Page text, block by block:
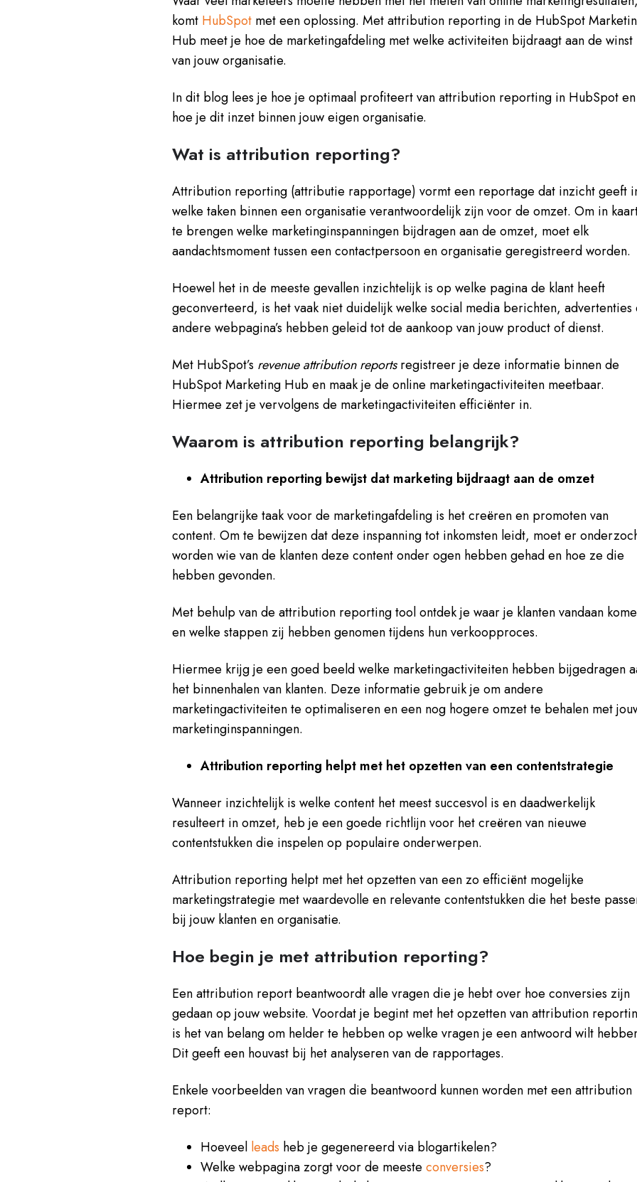
komt HubSpot met een oplossing. Met attribution reporting in de HubSpot
Hub meet je hoe de marketingafdeling met welke activiteiten bijdraagt aan de winst
van jouw organisatie.
In dit blog lees je hoe je optimaal profiteert van attribution reporting in HubSpot en
hoe je dit inzet binnen jouw eigen organisatie.
Wat is attribution reporting?
Attribution reporting (attributie rapportage) vormt een reportage dat inzicht geeft
welke taken binnen een organisatie verantwoordelijk zijn voor de omzet. Om in
te brengen welke marketinginspanningen bijdragen aan de omzet, moet elk
aandachtsmoment tussen een contactpersoon en organisatie geregistreerd worden.
Hoewel het in de meeste gevallen inzichtelijk is op welke pagina de klant heeft
geconverteerd, is het vaak niet duidelijk welke social media berichten, advertenties
andere webpagina’s hebben geleid tot de aankoop van jouw product of dienst.
Met HubSpot’s revenue attribution reportsregistreer je deze informatie binnen de
HubSpot Marketing Hub en maak je de online marketingactiviteiten meetbaar.
Hiermee zet je vervolgens de marketingactiviteiten efficiënter in.
Waarom is attribution reporting belangrijk?
Attribution reporting bewijst dat marketing bijdraagt aan de omzet
Een belangrijke taak voor de marketingafdeling is het creëren en promoten van
content. Om te bewijzen dat deze inspanning tot inkomsten leidt, moet er
worden wie van de klanten deze content onder ogen hebben gehad en hoe ze die
hebben gevonden.
Met behulp van de attribution reporting tool ontdek je waar je klanten vandaan
en welke stappen zij hebben genomen tijdens hun verkoopproces.
Hiermee krijg je een goed beeld welke marketingactiviteiten hebben bijgedragen
het binnenhalen van klanten. Deze informatie gebruik je om andere
marketingactiviteiten te optimaliseren en een nog hogere omzet te behalen met
marketinginspanningen.
Attribution reporting helpt met het opzetten van een contentstrategie
Wanneer inzichtelijk is welke content het meest succesvol is en daadwerkelijk
resulteert in omzet, heb je een goede richtlijn voor het creëren van nieuwe
contentstukken die inspelen op populaire onderwerpen.
Attribution reporting helpt met het opzetten van een zo efficiënt mogelijke
marketingstrategie met waardevolle en relevante contentstukken die het beste
bij jouw klanten en organisatie.
Hoe begin je met attribution reporting?
Een attribution report beantwoordt alle vragen die je hebt over hoe conversies zijn
gedaan op jouw website. Voordat je begint met het opzetten van attribution
is het van belang om helder te hebben op welke vragen je een antwoord wilt
Dit geeft een houvast bij het analyseren van de rapportages.
Enkele voorbeelden van vragen die beantwoord kunnen worden met een attribution
report:
Hoeveel leads heb je gegenereerd via blogartikelen?
Welke webpagina zorgt voor de meesteconversies?